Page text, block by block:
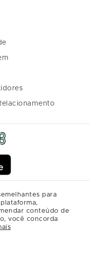
para
conteúdo de
você concorda